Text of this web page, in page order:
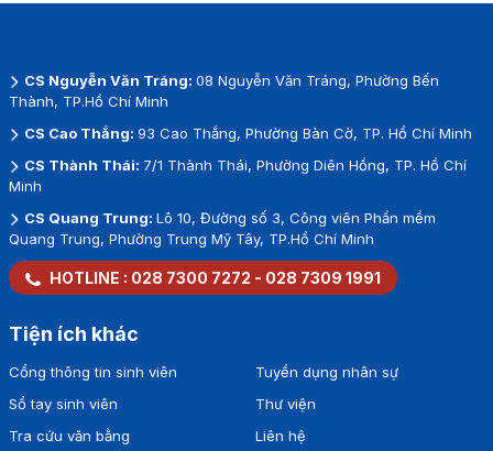
CS Nguyễn Văn Tráng: 08 Nguyễn Văn Tráng, Phường Bến
Thành, TP.Hồ Chí Minh
CS Cao Thắng: 93 Cao Thắng, Phường Bàn Cờ, TP. Hồ Chí Minh
CS Thành Thái: 7/1 Thành Thái, Phường Diên Hồng, TP. Hồ Chí
Minh
CS Quang Trung: Lô 10, Đường số 3, Công viên Phần mềm
Quang Trung, Phường Trung Mỹ Tây, TP.Hồ Chí Minh
HOTLINE : 028 7300 7272 - 028 7309 1991
Tiện ích khác
Cổng thông tin sinh viên
Sổ tay sinh viên
Tra cứu văn bằng
Tuyển dụng nhân sự
Thư viện
Liên hệ